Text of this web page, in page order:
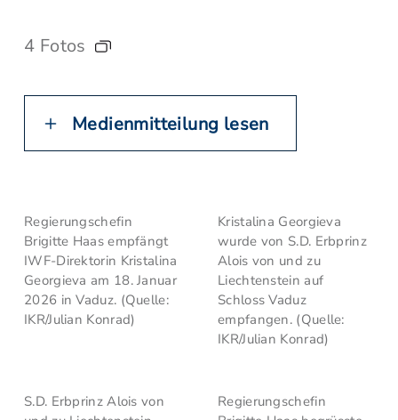
4 Fotos
Medienmitteilung lesen
Regierungschefin
Brigitte Haas empfängt
IWF-Direktorin Kristalina
Georgieva am 18. Januar
2026 in Vaduz. (Quelle:
IKR/Julian Konrad)
Kristalina Georgieva
wurde von S.D. Erbprinz
Alois von und zu
Liechtenstein auf
Schloss Vaduz
empfangen. (Quelle:
IKR/Julian Konrad)
S.D. Erbprinz Alois von
Regierungschefin